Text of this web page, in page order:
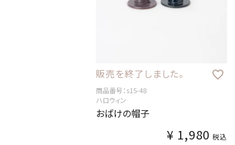
販売を終了しました。
商品番号：s15-48
ハロウィン
おばけの帽子
¥ 1,980 税込